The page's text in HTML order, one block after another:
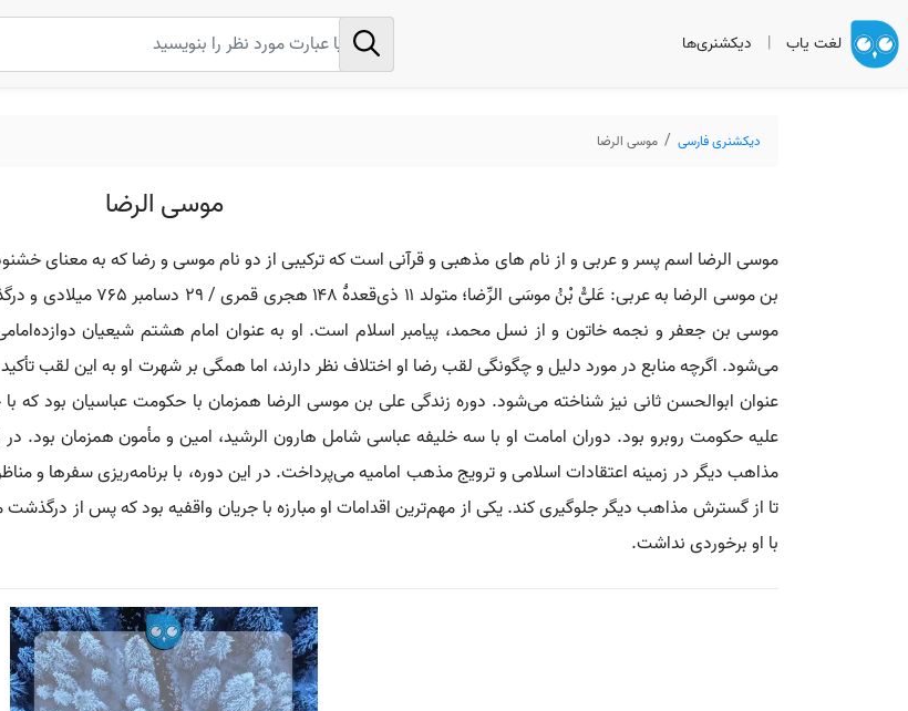
لغت یاب | دیکشنری‌ها
دیکشنری فارسی موسی الرضا
موسی الرضا
موسی الرضا اسم پسر و عربی و از نام های مذهبی و قرآنی است که ترکیبی از دو نام موسی و رضا که به معنای
موسی بن جعفر و نجمه خاتون و از نسل محمد، پیامبر اسلام است. او به عنوان امام هشتم شیعیان
می‌شود. اگرچه منابع در مورد دلیل و چگونگی لقب رضا او اختلاف نظر دارند، اما همگی بر شهرت او به این لقب
عنوان ابوالحسن ثانی نیز شناخته می‌شود. دوره زندگی علی بن موسی الرضا همزمان با حکومت عباسیان بود
علیه حکومت روبرو بود. دوران امامت او با سه خلیفه عباسی شامل هارون الرشید، امین و مأمون همزمان بود.
مذاهب دیگر در زمینه اعتقادات اسلامی و ترویج مذهب امامیه می‌پرداخت. در این دوره، با برنامه‌ریزی سفرها
تا از گسترش مذاهب دیگر جلوگیری کند. یکی از مهم‌ترین اقدامات او مبارزه با جریان واقفیه بود که پس از
با او برخوردی نداشت.